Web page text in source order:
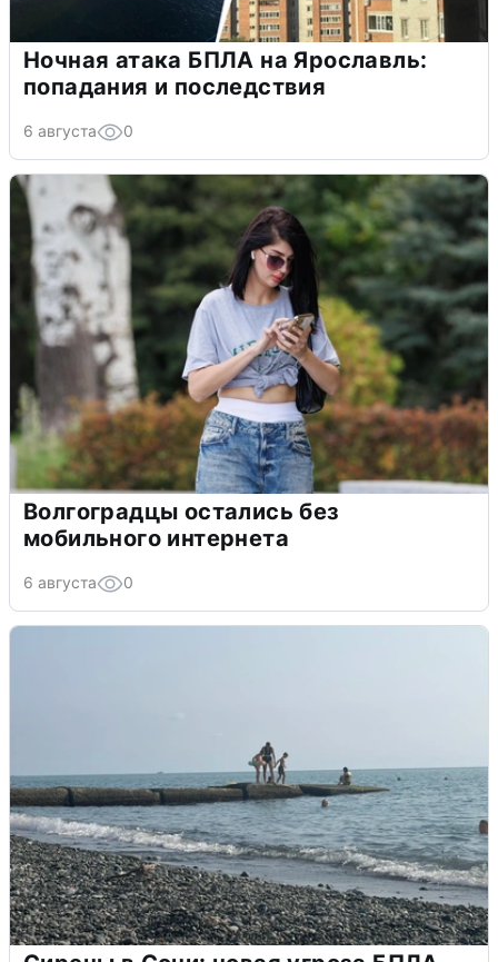
Ночная атака БПЛА на Ярославль:
попадания и последствия
6 августа 0
Волгоградцы остались без
мобильного интернета
6 августа 0